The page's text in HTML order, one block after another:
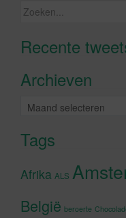
Zoeken
Recente Klik om
Archieven
Archieven
Tags
Afrika ALS
België beroerte